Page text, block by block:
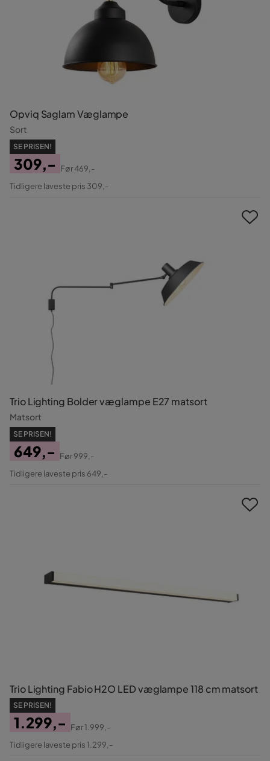
Opviq Saglam Væglampe
Sort
SE PRISEN!
Pris
309,-
Original
Før469,-
Tidligere laveste pris 309,-
Trio Lighting Bolder væglampe E27 matsort
Matsort
SE PRISEN!
Pris
649,-
Original
Før999,-
Tidligere laveste pris 649,-
Trio Lighting Fabio H2O LED væglampe 118 cm matsort
SE PRISEN!
Pris
1.299,-
Original
Før1.999,-
Tidligere laveste pris 1.299,-